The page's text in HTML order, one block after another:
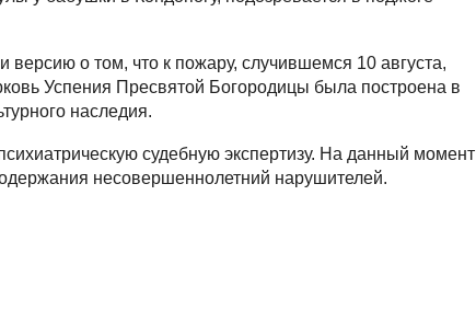
о том, что к пожару, случившемся 10 августа,
Успения Пресвятой Богородицы была построена в
наследия.
судебную экспертизу. На данный момент
несовершеннолетний нарушителей.